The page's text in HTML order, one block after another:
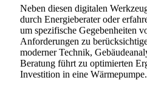
Neben diesen digitalen
durch Energieberater oder
um spezifische Gegebenheiten
Anforderungen zu
moderner Technik,
Beratung führt zu optimierten
Investition in eine Wärmepumpe.